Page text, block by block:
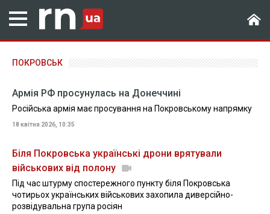
ПОКРОВСЬК
Армія РФ просунулась на Донеччині
Російська армія має просування на Покровському напрямку
18 квітня 2026, 10:35
Біля Покровська українські дрони врятували
військових від полону
Під час штурму спостережного пункту біля Покровська
чотирьох українських військових захопила диверсійно-
розвідувальна група росіян